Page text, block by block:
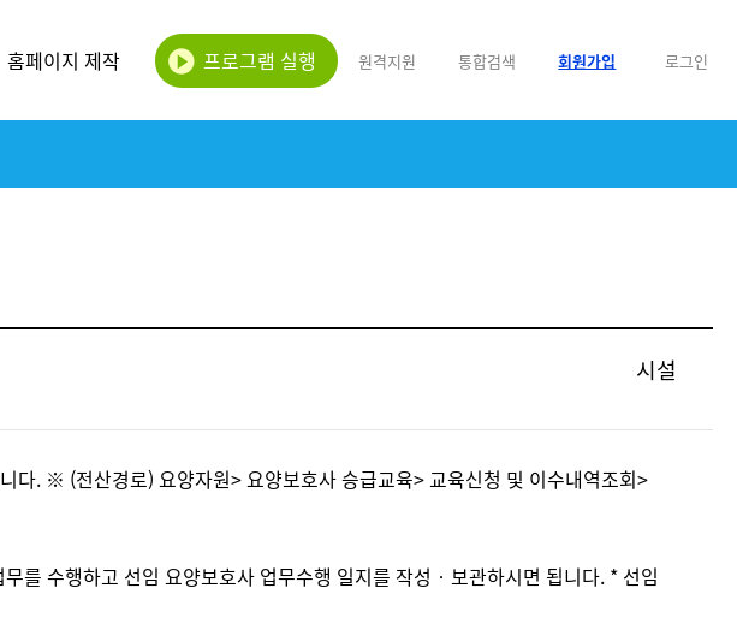
홈페이지 제작 프로그램 실행 원격지원 통합검색 회원가입 로그인
시설
다. ※ (전산경로) 요양자원> 요양보호사 승급교육> 교육신청 및 이수내역조회>
를 수행하고 선임 요양보호사 업무수행 일지를 작성‧보관하시면 됩니다. * 선임